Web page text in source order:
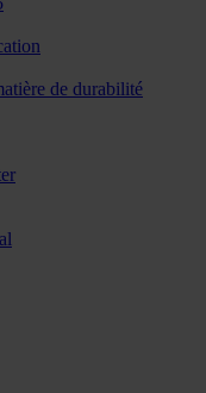
de durabilité